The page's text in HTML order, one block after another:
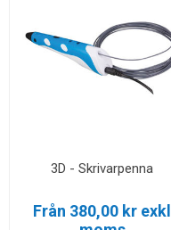
3D - Skrivarpenna
Från 380,00 kr exkl